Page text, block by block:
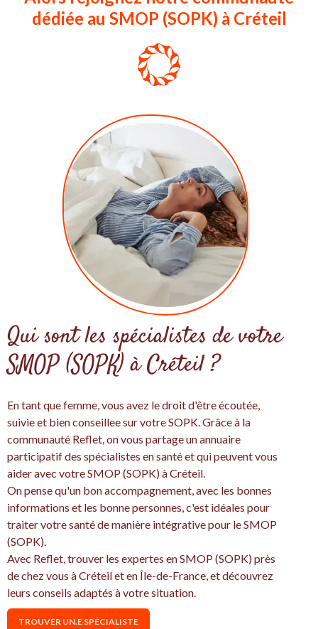
dédiée au SMOP (SOPK) à Créteil
Qui sont les spécialistes de votre
SMOP (SOPK) à Créteil ?
En tant que femme, vous avez le droit d'être écoutée,
suivie et bien conseillee sur votre SOPK. Grâce à la
communauté Reflet, on vous partage un annuaire
participatif des spécialistes en santé et qui peuvent vous
aider avec votre SMOP (SOPK) à Créteil.
On pense qu'un bon accompagnement, avec les bonnes
informations et les bonne personnes, c'est idéales pour
traiter votre santé de manière intégrative pour le SMOP
(SOPK).
Avec Reflet, trouver les expertes en SMOP (SOPK) près
de chez vous à Créteil et en Île-de-France, et découvrez
leurs conseils adaptés à votre situation.
TROUVER UN.E SPÉCIALISTE